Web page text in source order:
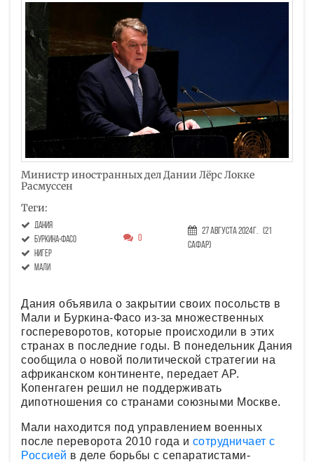
Министр иностранных дел Дании Лёрс Локке
Расмуссен
Теги:
Дания
Буркина-Фасо
Нигер
Мали
0
27 Августа 2024г. (21
Сафар)
Дания объявила о закрытии своих посольств в
Мали и Буркина-Фасо из-за множественных
госпереворотов, которые происходили в этих
странах в последние годы. В понедельник Дания
сообщила о новой политической стратегии на
африканском континенте, передает AP.
Копенгаген решил не поддерживать
дипотношения со странами союзными Москве.
Мали находится под управлением военных
после переворота 2010 года и сотрудничает с
Россией в деле борьбы с сепаратистами-